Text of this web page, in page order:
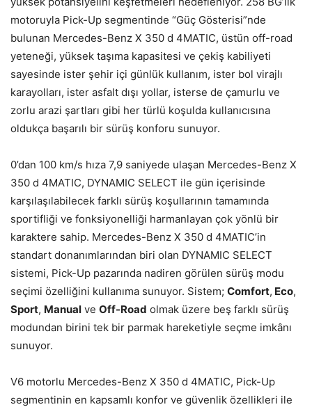
motoruyla Pick-Up segmentinde “Güç Gösterisi”nde
bulunan Mercedes-Benz X 350 d 4MATIC, üstün off-road
yeteneği, yüksek taşıma kapasitesi ve çekiş kabiliyeti
sayesinde ister şehir içi günlük kullanım, ister bol virajlı
karayolları, ister asfalt dışı yollar, isterse de çamurlu ve
zorlu arazi şartları gibi her türlü koşulda kullanıcısına
oldukça başarılı bir sürüş konforu sunuyor.
0’dan 100 km/s hıza 7,9 saniyede ulaşan Mercedes-Benz X
350 d 4MATIC, DYNAMIC SELECT ile gün içerisinde
karşılaşılabilecek farklı sürüş koşullarının tamamında
sportifliği ve fonksiyonelliği harmanlayan çok yönlü bir
karaktere sahip. Mercedes-Benz X 350 d 4MATIC’in
standart donanımlarından biri olan DYNAMIC SELECT
sistemi, Pick-Up pazarında nadiren görülen sürüş modu
seçimi özelliğini kullanıma sunuyor. Sistem; Comfort, Eco,
Sport, Manual ve Off-Road olmak üzere beş farklı sürüş
modundan birini tek bir parmak hareketiyle seçme imkânı
sunuyor.
V6 motorlu Mercedes-Benz X 350 d 4MATIC, Pick-Up
segmentinin en kapsamlı konfor ve güvenlik özellikleri ile